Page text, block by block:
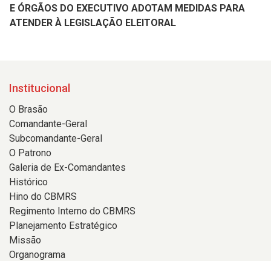
E ÓRGÃOS DO EXECUTIVO ADOTAM MEDIDAS PARA
ATENDER À LEGISLAÇÃO ELEITORAL
Institucional
O Brasão
Comandante-Geral
Subcomandante-Geral
O Patrono
Galeria de Ex-Comandantes
Histórico
Hino do CBMRS
Regimento Interno do CBMRS
Planejamento Estratégico
Missão
Organograma